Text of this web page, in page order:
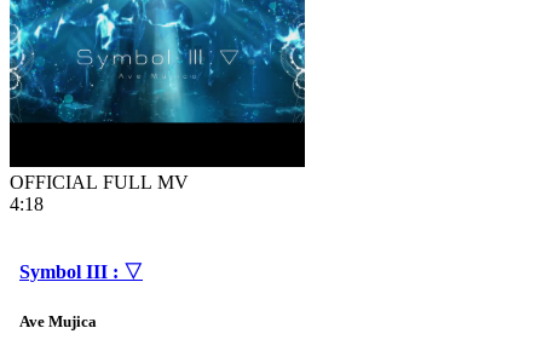
OFFICIAL FULL MV
4:18
Symbol III : ▽
Ave Mujica